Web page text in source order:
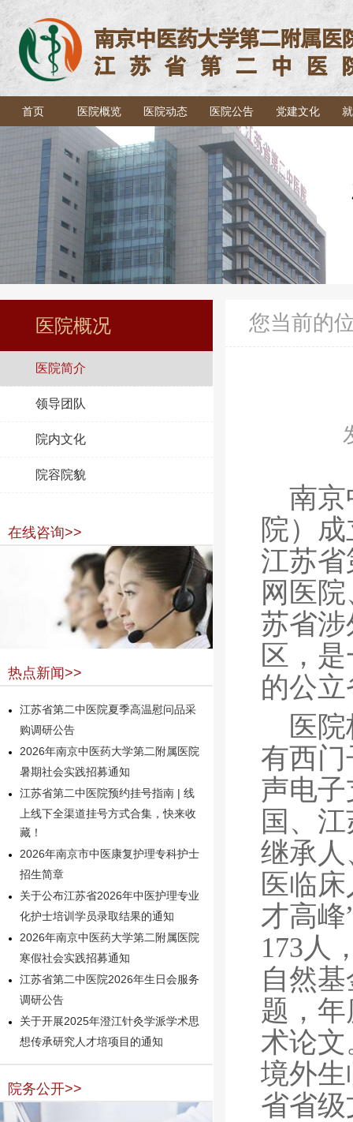
首页 医院概览 医院动态 医院公告 党建文化
医院概况
医院简介
领导团队
院内文化
院容院貌
在线咨询>>
热点新闻>>
江苏省第二中医院夏季高温慰问品采
购调研公告
2026年南京中医药大学第二附属医院
暑期社会实践招募通知
江苏省第二中医院预约挂号指南 | 线
上线下全渠道挂号方式合集，快来收
藏！
2026年南京市中医康复护理专科护士
招生简章
关于公布江苏省2026年中医护理专业
化护士培训学员录取结果的通知
2026年南京中医药大学第二附属医院
寒假社会实践招募通知
江苏省第二中医院2026年生日会服务
调研公告
关于开展2025年澄江针灸学派学术思
想传承研究人才培项目的通知
院务公开>>
您当前的
南京
院）
江苏
网医
苏省
区，
的公
医
有西门
声电
国、
继承
医临
才高
173人
自然
题，
术论
境外
省省